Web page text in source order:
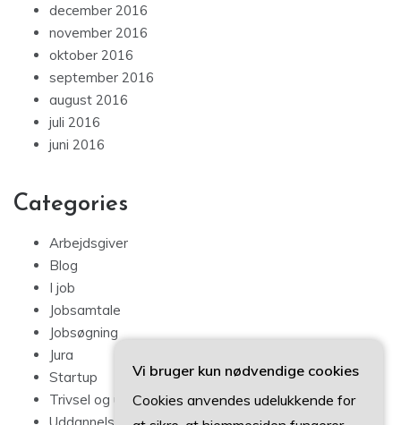
december 2016
november 2016
oktober 2016
september 2016
august 2016
juli 2016
juni 2016
Categories
Arbejdsgiver
Blog
I job
Jobsamtale
Jobsøgning
Jura
Startup
Trivsel og udvikling
Vi bruger kun nødvendige cookies
Cookies anvendes udelukkende for